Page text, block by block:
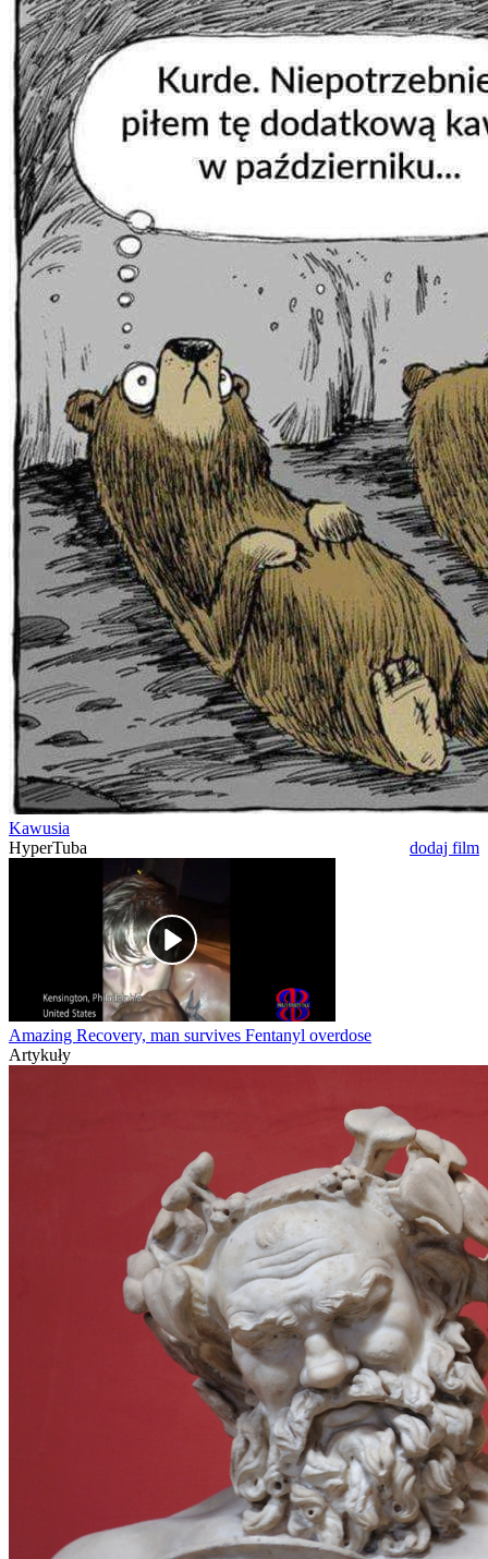
Kawusia
HyperTuba
dodaj film
Amazing Recovery, man survives Fentanyl overdose
Artykuły